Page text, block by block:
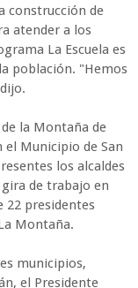
construcción de
atender a los
La Escuela es
población. "Hemos
la Montaña de
el Municipio de San
los alcaldes
de trabajo en
22 presidentes
Montaña.
municipios,
el Presidente